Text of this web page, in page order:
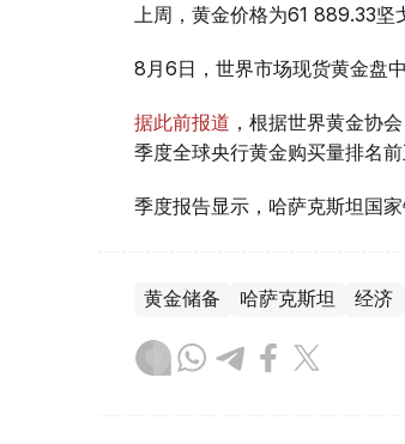
上周，黄金价格为61 889.33
8月6日，世界市场现货黄金盘
据此前报道 ，根据世界黄金协
季度全球央行黄金购买量排名前
季度报告显示，哈萨克斯坦国家
黄金储备 哈萨克斯坦 经济